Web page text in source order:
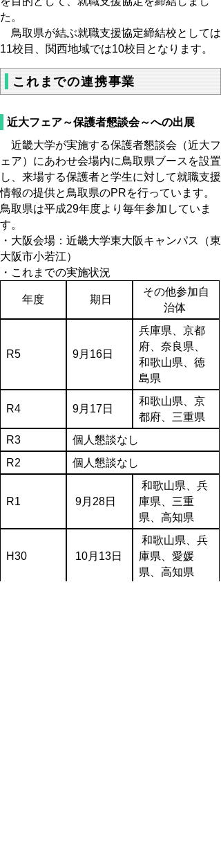
た。
鳥取県が結ぶ就職支援協定締結校としては
11校目、関西地域では10校目となります。
これまでの連携事業
近大フェア～保護者懇談会～への出展
近畿大学が実施する保護者懇談会（近大フ
ェア）にあわせ会場内に鳥取県ブースを設置
し、来場する保護者と学生に対して就職支援
情報の提供と鳥取県のPRを行っています。
鳥取県は平成29年度より毎年参加していま
す。
・大阪会場：近畿大学東大阪キャンパス（東
大阪市小若江）
・これまでの実施状況
年度 期日
その他参加自
治体
R5 9月16日
兵庫県、京都
府、奈良県、
和歌山県、徳
島県
R4 9月17日
和歌山県、京
都府、三重県
R3
個人懇談なし
R2
個人懇談なし
R1 9月28日
和歌山県、兵
庫県、三重
県、高知県
H30 10月13日
和歌山県、兵
庫県、愛媛
県、高知県